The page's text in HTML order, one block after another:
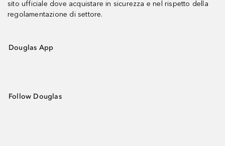
sito ufficiale dove acquistare in sicurezza e nel rispetto della
regolamentazione di settore.
Douglas App
Follow Douglas